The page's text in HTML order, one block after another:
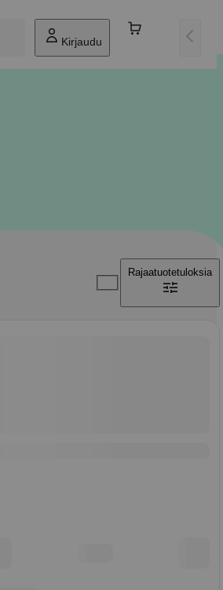
Kirjaudu
Rajaatuotetuloksia